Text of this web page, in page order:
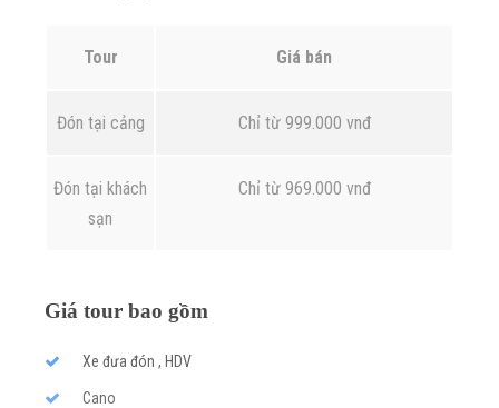
Tour Giá bán
Đón tại cảng Chỉ từ 999.000 vnđ
Đón tại khách
sạn
Chỉ từ 969.000 vnđ
Giá tour bao gồm
Xe đưa đón , HDV
Cano